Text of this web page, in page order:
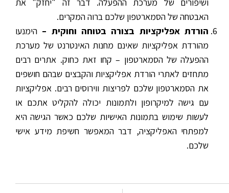
האבטחה של הסמארטפון שלכם ברוה המקרים.
הורדת אפליקציות בצורה בטוחה וחוקית – הימנעו
מהורדת אפליקציות שאינם מחנות האינטרנט של מערכת
ההפעלה של הסמארטפון – קחו זאת כחוק. אתרים רבים
מתחזים לאתרי הורדת אפליקציות והקבצים שבהם חושפים
את הסמארטפון שלכם לפריצות ווירוסים רבים. אפליקציות
עם גישה למיקרופון ולתמונות יכולה להקליט אתכם או
לעשות שימוש בתמונות האישיות שלכם כאשר הגישה היא
למפתחי האפליקציה, דבר המאפשר חשיפת מידע אישי
שלכם.